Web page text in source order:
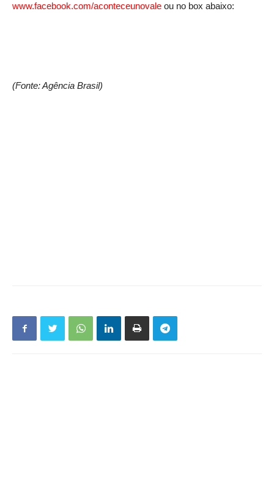
www.facebook.com/aconteceunovale ou no box abaixo:
(Fonte: Agência Brasil)